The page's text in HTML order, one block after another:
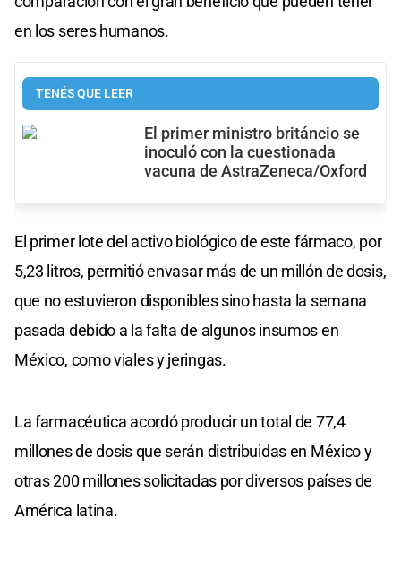
en los seres humanos.
TENÉS QUE LEER
El primer ministro británcio se
inoculó con la cuestionada
vacuna de AstraZeneca/Oxford
El primer lote del activo biológico de este fármaco, por
5,23 litros, permitió envasar más de un millón de dosis,
que no estuvieron disponibles sino hasta la semana
pasada debido a la falta de algunos insumos en
México, como viales y jeringas.
La farmacéutica acordó producir un total de 77,4
millones de dosis que serán distribuidas en México y
otras 200 millones solicitadas por diversos países de
América latina.